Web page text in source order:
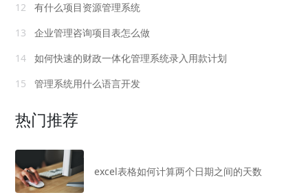
12
有什么项目资源管理系统
13
企业管理咨询项目表怎么做
14
如何快速的财政一体化管理系统录入用款计划
15
管理系统用什么语言开发
热门推荐
excel表格如何计算两个日期之间的天数